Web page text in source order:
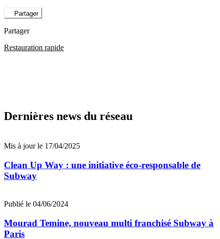
Partager
Partager
Restauration rapide
Dernières news du réseau
Mis à jour le 17/04/2025
Clean Up Way : une initiative éco-responsable de
Subway
Publié le 04/06/2024
Mourad Temine, nouveau multi franchisé Subway à
Paris